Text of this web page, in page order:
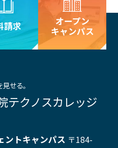
請求
オープン
キャンパス
せる。
テクノスカレッジ
ントキャンパス 〒184-